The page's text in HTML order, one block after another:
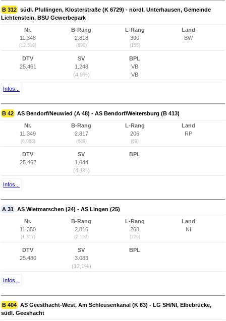
B 312 südl. Pfullingen, Klosterstraße (K 6729) - nördl. Unterhausen, Gemeinde
Lichtenstein, BSU Gewerbepark
Nr.
11.348
(12.518)
B-Rang
2.818
(690)
L-Rang
300
(155)
Land
BW
DTV
25.461
SV
1.248
(4,9%)
BPL
VB
VB
Infos...
B 42 AS Bendorf/Neuwied (A 48) - AS Bendorf/Weitersburg (B 413)
Nr.
11.349
(6.088)
B-Rang
2.817
(689)
L-Rang
206
(69)
Land
RP
DTV
25.462
SV
1.044
(4,1%)
BPL
Infos...
A 31 AS Wietmarschen (24) - AS Lingen (25)
Nr.
11.350
(1.317)
B-Rang
2.816
(2.152)
L-Rang
268
(226)
Land
NI
DTV
25.480
SV
3.083
(12,1%)
BPL
Infos...
B 404 AS Geesthacht-West, Am Schleusenkanal (K 63) - LG SH/NI, Elbebrücke,
südl. Geeshacht